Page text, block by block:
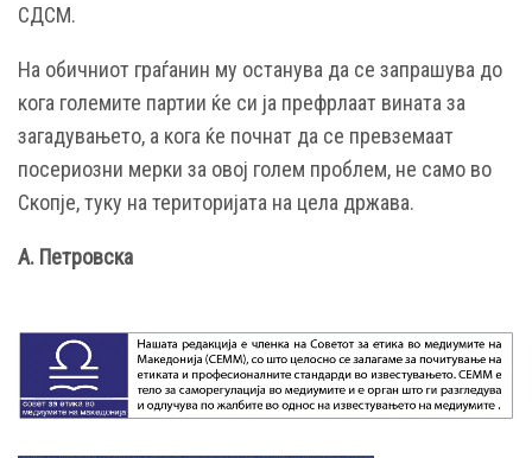
СДСМ.
На обичниот граѓанин му останува да се запрашува до
кога големите партии ќе си ја префрлаат вината за
загадувањето, а кога ќе почнат да се превземаат
посериозни мерки за овој голем проблем, не само во
Скопје, туку на територијата на цела држава.
А. Петровска